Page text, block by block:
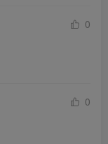
0
0